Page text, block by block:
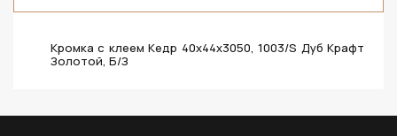
Кромка с клеем Кедр 40х44х3050, 1003/S Дуб Крафт
Золотой, Б/З